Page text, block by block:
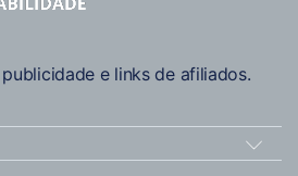
e links de afiliados.